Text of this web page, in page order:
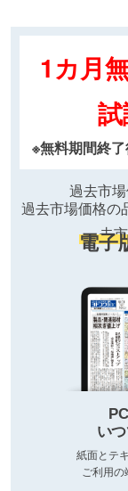
1カ月
※無料期間終
過去市
過去市場価格の
去
電子
い
紙面とテ
ご利用